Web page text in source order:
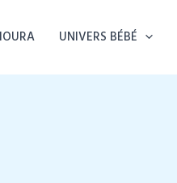
UNIVERS BÉBÉ